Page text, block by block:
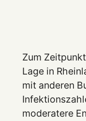
Zum
Lage in
mit anderen
moderatere